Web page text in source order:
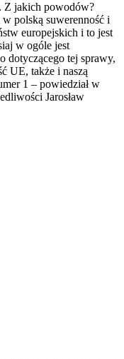
Z jakich powodów?
polską suwerenność i
europejskich i to jest
w ogóle jest
dotyczącego tej sprawy,
UE, także i naszą
1 – powiedział w
Jarosław